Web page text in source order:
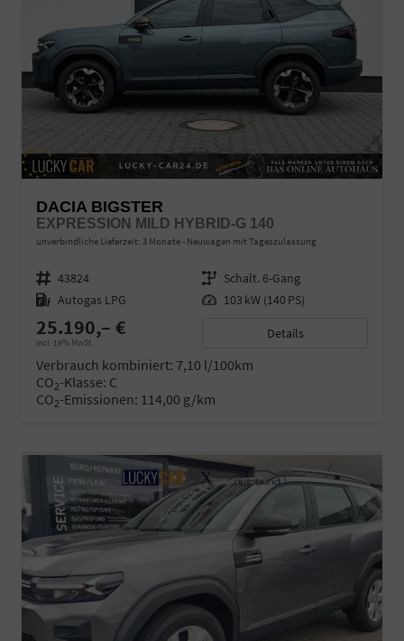
DACIA BIGSTER
EXPRESSION MILD HYBRID-G 140
unverbindliche Lieferzeit: 3 Monate Neuwagen mit Tageszulassung
Fahrzeugnr. 43824 Getriebe Schalt. 6-Gang
Kraftstoff Autogas LPG Leistung 103 kW (140 PS)
25.190,– €
incl. 19% MwSt.
Details
Verbrauch kombiniert: 7,10 l/100km
CO2-Klasse: C
CO2-Emissionen: 114,00 g/km